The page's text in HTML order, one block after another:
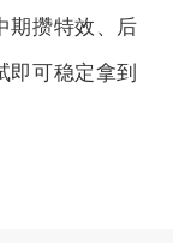
期攒特效、后
即可稳定拿到